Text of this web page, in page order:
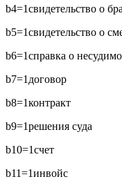
b4=1свидетельство о
b5=1свидетельство о
b6=1справка о
b7=1 договор
b8=1контракт
b9=1решения суда
b10=1счет
b11=1инвойс